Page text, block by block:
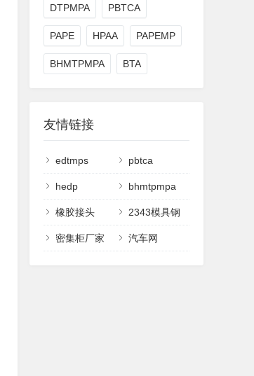
DTPMPA PBTCA
PAPE HPAA PAPEMP
BHMTPMPA BTA
友情链接
edtmps pbtca
hedp bhmtpmpa
橡胶接头 2343模具钢
密集柜厂家 汽车网